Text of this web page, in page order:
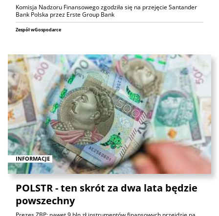
Komisja Nadzoru Finansowego zgodziła się na przejęcie Santander
Bank Polska przez Erste Group Bank
Zespół wGospodarce
INFORMACJE
POLSTR - ten skrót za dwa lata będzie
powszechny